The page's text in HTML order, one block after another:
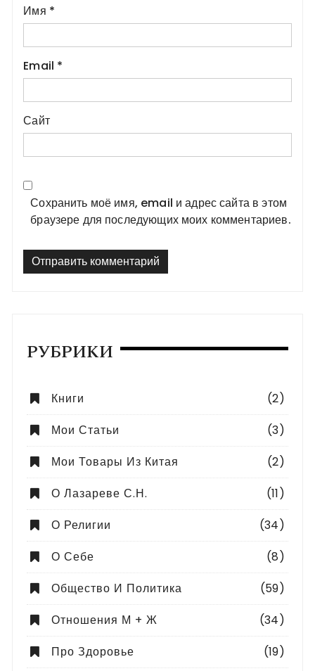
Имя *
Email *
Сайт
Сохранить моё имя, email и адрес сайта в этом
браузере для последующих моих комментариев.
РУБРИКИ
Книги
(2)
Мои Статьи
(3)
Мои Товары Из Китая
(2)
О Лазареве С.Н.
(11)
О Религии
(34)
О Себе
(8)
Общество И Политика
(59)
Отношения М + Ж
(34)
Про Здоровье
(19)